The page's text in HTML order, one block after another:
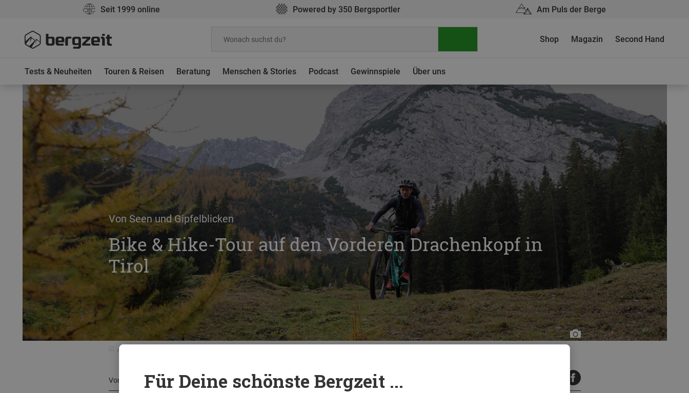
Für Deine schönste Bergzeit ...
Seit 1999 online Powered by 350 Bergsportler Am Puls der Berge
Tests & Neuheiten Touren & Reisen Beratung Menschen & Stories Podcast Gewinnspiele Über uns
Shop Magazin Second Hand
Von Seen und Gipfelblicken
Bike & Hike-Tour auf den Vorderen Drachenkopf in
Tirol
Astrid
Därr
Von Astrid Därr